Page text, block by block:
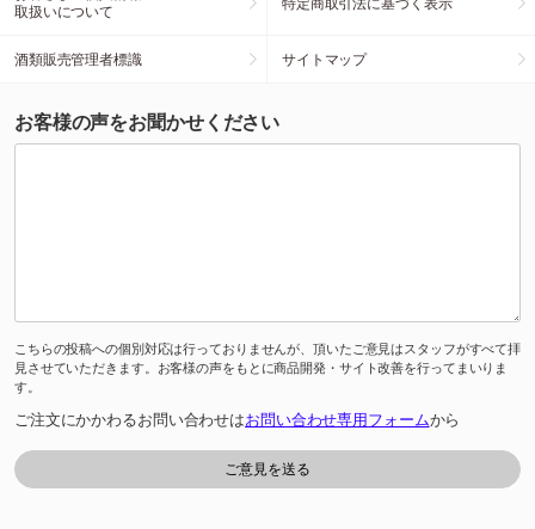
取扱いについて
酒類販売管理者標識 サイトマップ
お客様の声をお聞かせください
こちらの投稿への個別対応は行っておりませんが、頂いたご意見はスタッフがすべて拝
見させていただきます。お客様の声をもとに商品開発・サイト改善を行ってまいりま
す。
ご注文にかかわるお問い合わせはお問い合わせ専用フォームから